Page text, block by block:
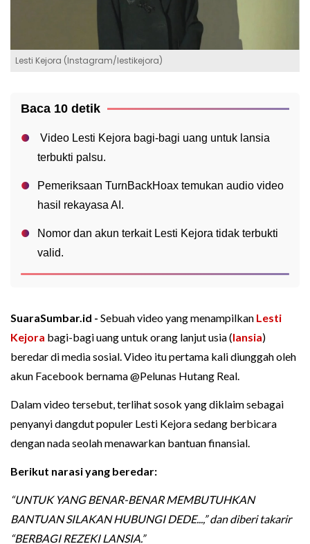
Lesti Kejora (Instagram/lestikejora)
Baca 10 detik
Video Lesti Kejora bagi-bagi uang untuk lansia
terbukti palsu.
Pemeriksaan TurnBackHoax temukan audio video
hasil rekayasa AI.
Nomor dan akun terkait Lesti Kejora tidak terbukti
valid.
SuaraSumbar.id - Sebuah video yang menampilkan Lesti
Kejora bagi-bagi uang untuk orang lanjut usia (lansia)
beredar di media sosial. Video itu pertama kali diunggah oleh
akun Facebook bernama @Pelunas Hutang Real.
Dalam video tersebut, terlihat sosok yang diklaim sebagai
penyanyi dangdut populer Lesti Kejora sedang berbicara
dengan nada seolah menawarkan bantuan finansial.
Berikut narasi yang beredar:
“UNTUK YANG BENAR-BENAR MEMBUTUHKAN
BANTUAN SILAKAN HUBUNGI DEDE...,” dan diberi takarir
“BERBAGI REZEKI LANSIA.”